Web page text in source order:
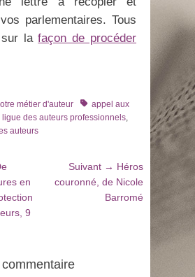
parlementaires. Tous
sur lafaçon de procéder
métier d'auteur Tagsappel aux
ligue des auteurs professionnels,
auteurs
en
9
Suivant → Article
suivant
:
Héros
couronné, de Nicole
Barromé